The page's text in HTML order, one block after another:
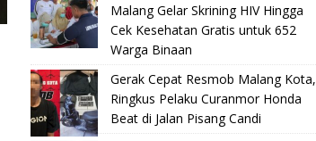
Malang Gelar Skrining HIV Hingga
Cek Kesehatan Gratis untuk 652
Warga Binaan
Gerak Cepat Resmob Malang Kota,
Ringkus Pelaku Curanmor Honda
Beat di Jalan Pisang Candi